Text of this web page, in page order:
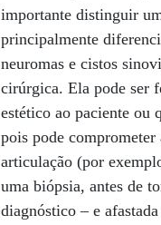
importante distinguir
principalmente
neuromas e cistos
cirúrgica. Ela pode ser
estético ao paciente ou
pois pode
articulação (por
uma biópsia, antes de
diagnóstico – e